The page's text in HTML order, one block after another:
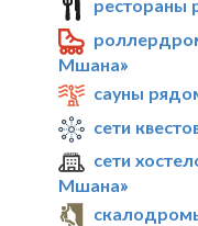
рестораны
Мшана»
сауны
сети
сети
Мшана»